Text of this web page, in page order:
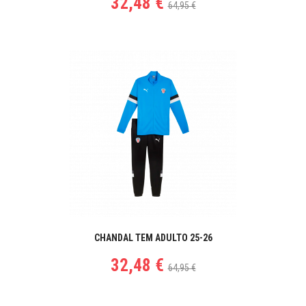
64,95 €
CHANDAL TEM ADULTO 25-26
32,48 €64,95 €